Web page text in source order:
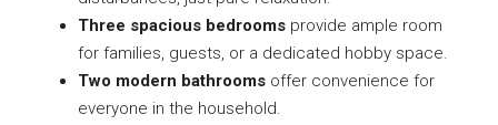
Three spacious bedrooms provide ample room
for families, guests, or a dedicated hobby space.
Two modern bathrooms offer convenience for
everyone in the household.